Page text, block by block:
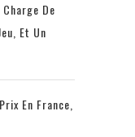
De
Et Un
En France,